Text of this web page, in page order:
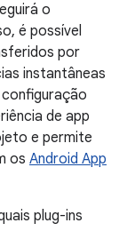
o
é possível
por
instantâneas
de app
e permite
os Android App
plug-ins